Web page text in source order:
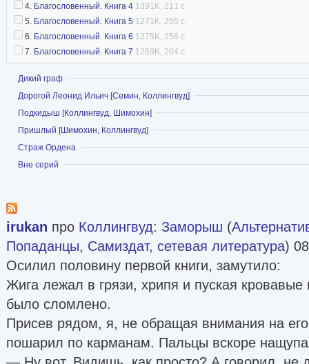
4. Благословенный. Книга 4 1391K, 211 с.
5. Благословенный. Книга 5 1271K, 205 с.
6. Благословенный. Книга 6 1275K, 256 с.
7. Благословенный. Книга 7 1269K, 204 с.
Показать
Дикий граф
Показать
Дорогой Леонид Ильич [Семин, Коллингвуд]
Показать
Подкидыш [Коллингвуд, Шимохин]
Показать
Пришлый [Шимохин, Коллингвуд]
Показать
Страж Ордена
Показать
Вне серий
irukan про Коллингвуд: Заморыш (
Попаданцы, Самиздат, сетевая литература)
Осилил половину первой книги, замутило:
Жига лежал в грязи, хрипя и пуская
было сломлено.
Присев рядом, я, не обращая внимания на
пошарил по карманам. Пальцы вскоре